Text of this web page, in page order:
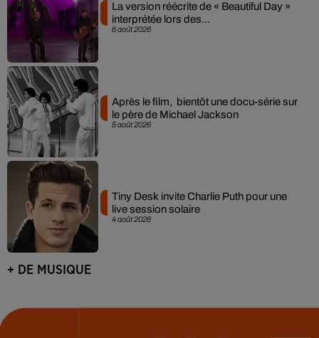
6 août 2026
La version réécrite de « Beautiful Day »
interprétée lors des...
5 août 2026
Après le film, bientôt une docu-série sur
le père de Michael Jackson
4 août 2026
Tiny Desk invite Charlie Puth pour une
live session solaire
+ DE MUSIQUE